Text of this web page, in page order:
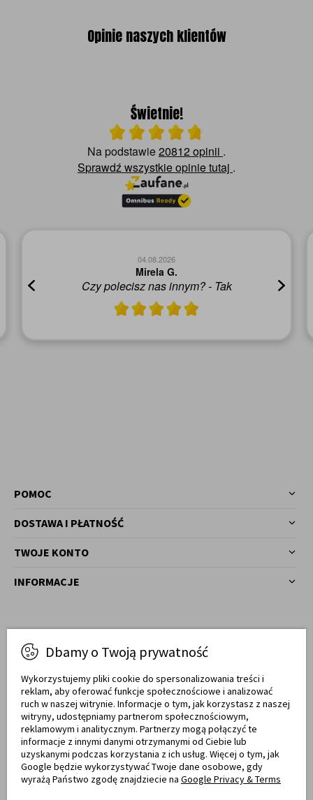
Opinie naszych klientów
Świetnie!
Ocena średnia 4.8 na 5
Na podstawie20812 opinii .
Sprawdź wszystkie opinietutaj .
04.08.2026
Czy polecisz nas innym? - Tak
Mirela G.
POMOC
DOSTAWA I PŁATNOŚĆ
TWOJE KONTO
INFORMACJE
Masz pytania?
Zadzwoń! 77 540 78 03
Od pon. do pt. w godz. 7:00 - 17:00
sklep@meblemwm.pl
Dbamy o Twoją prywatność
Wykorzystujemy pliki cookie do spersonalizowania treści i
reklam, aby oferować funkcje społecznościowe i analizować
ruch w naszej witrynie. Informacje o tym, jak korzystasz z naszej
witryny, udostępniamy partnerom społecznościowym,
reklamowym i analitycznym. Partnerzy mogą połączyć te
informacje z innymi danymi otrzymanymi od Ciebie lub
uzyskanymi podczas korzystania z ich usług. Więcej o tym, jak
Google będzie wykorzystywać Twoje dane osobowe, gdy
wyrażą Państwo zgodę znajdziecie na Google Privacy & Terms